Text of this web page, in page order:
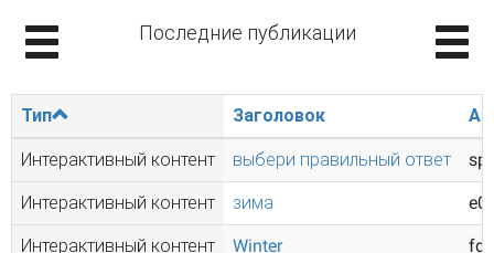
Последние публикации
Тип Заголовок
Интерактивный контент выбери правильный ответ
Интерактивный контент зима
Интерактивный контент Winter